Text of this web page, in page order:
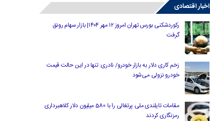
اخبار اقتصادی
رکوردشکنی بورس تهران امروز ۱۲ مهر ۱۴۰۴| بازار سهام رونق
گرفت
زخم کاری دلار به بازار خودرو/ نادری: تنها در این حالت قیمت
خودرو نزولی می‌شود
مقامات تایلندی ملی پرتغالی را با 580 میلیون دلار کلاهبرداری
رمزنگاری کردند